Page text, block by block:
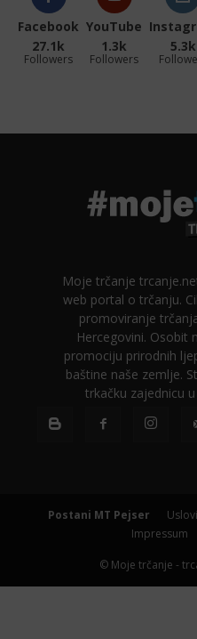
Facebook
27.1k
Followers
YouTube
1.3k
Followers
5.3k
Moje trčanje
web portal o trčanju.
promoviranje
Hercegovini. Osobit
promociju prirodnih
baštine naše zemlje.
trkačku zajednicu
Postani MT Pejser
Impressum
© Moje trčanje -